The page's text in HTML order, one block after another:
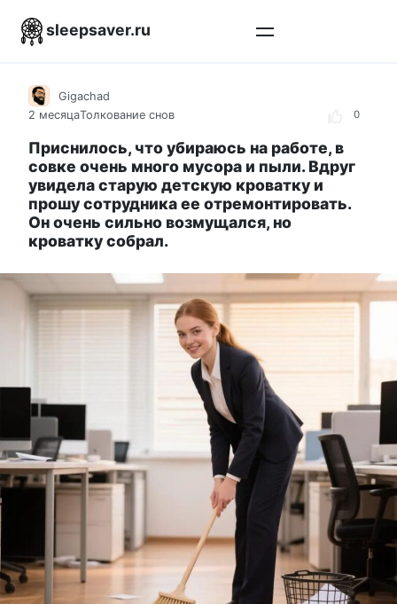
sleepsaver.ru
0
Gigachad
2 месяцаТолкование снов
Приснилось, что убираюсь на работе, в
совке очень много мусора и пыли. Вдруг
увидела старую детскую кроватку и
прошу сотрудника ее отремонтировать.
Он очень сильно возмущался, но
кроватку собрал.